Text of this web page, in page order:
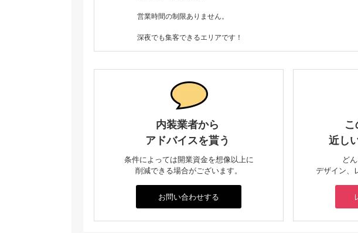
営業時間の制限ありません。
深夜でも集客できるエリアです！
内装業者から
アドバイスを貰う
条件によっては開業資金を想像以上に
削減できる場合がございます。
お問い合わせする
近し
ど
デザイン、